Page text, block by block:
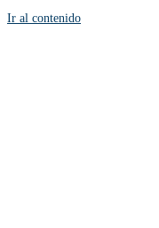
Ir al contenido